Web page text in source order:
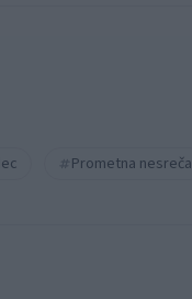
Prometna nesreča